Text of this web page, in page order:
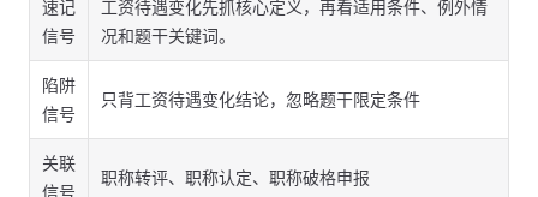
速记
信号
工资待遇变化先抓核心定义，再看适用条件、例外情
况和题干关键词。
陷阱
信号
只背工资待遇变化结论，忽略题干限定条件
关联
信号
职称转评、职称认定、职称破格申报